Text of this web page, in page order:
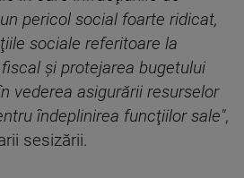
pericol social foarte ridicat,
sociale referitoare la
şi protejarea bugetului
vederea asigurării resurselor
îndeplinirea funcţiilor sale",
sesizării.